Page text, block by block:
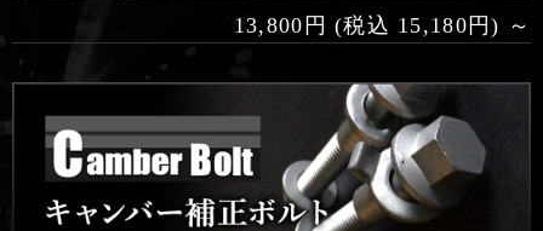
13,800円 (税込 15,180円) ～